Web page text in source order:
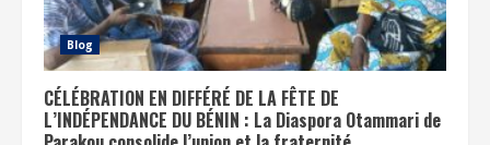
Blog
CÉLÉBRATION EN DIFFÉRÉ DE LA FÊTE DE
L’INDÉPENDANCE DU BÉNIN : La Diaspora Otammari de